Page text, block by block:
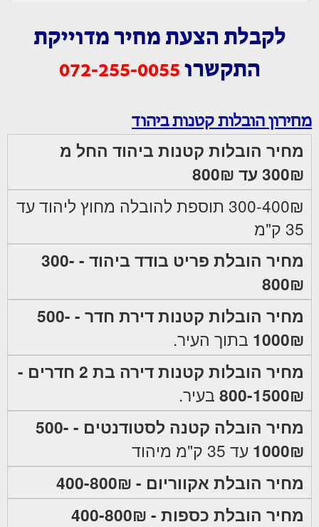
לקבלת הצעת מחיר מדוייקת
התקשרו 072-255-0055
מחירון הובלות קטנות ביהוד
מחיר הובלות קטנות ביהוד החל מ
300₪ עד 800₪
300-400₪ תוספת להובלה מחוץ ליהוד עד
35 ק"מ
מחיר הובלת פריט בודד ביהוד - 300-
800₪
מחיר הובלות קטנות דירת חדר - 500-
1000₪ בתוך העיר.
מחיר הובלות קטנות דירה בת 2 חדרים -
800-1500₪ בעיר.
מחיר הובלה קטנה לסטודנטים - 500-
1000₪ עד 35 ק"מ מיהוד
מחיר הובלת אקווריום - 400-800₪
מחיר הובלת כספות - 400-800₪